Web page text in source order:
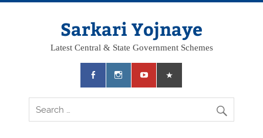
Skip
Sarkari Yojnaye
Latest Central & State Government Schemes